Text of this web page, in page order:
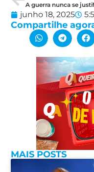
junho 18, 2025
Compartilhe
MAIS POSTS